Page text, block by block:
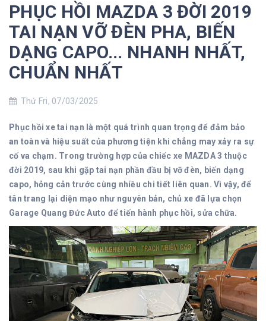
PHỤC HỒI MAZDA 3 ĐỜI 2019
TAI NẠN VỠ ĐÈN PHA, BIẾN
DẠNG CAPO... NHANH NHẤT,
CHUẨN NHẤT
Thứ Fri, 07/03/2025
Phục hồi xe tai nạn là một quá trình quan trọng để đảm bảo
an toàn và hiệu suất của phương tiện khi chẳng may xảy ra sự
cố va chạm. Trong trường hợp của chiếc xe MAZDA 3 thuộc
đời 2019, sau khi gặp tai nạn phần đầu bị vỡ đèn, biến dạng
capo, hỏng cản trước cùng nhiều chi tiết liên quan. Vì vậy, để
tân trang lại diện mạo như nguyên bản, chủ xe đã lựa chọn
Garage Quang Đức Auto để tiến hành phục hồi, sửa chữa.